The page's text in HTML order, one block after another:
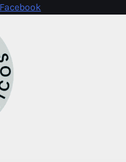
Facebook